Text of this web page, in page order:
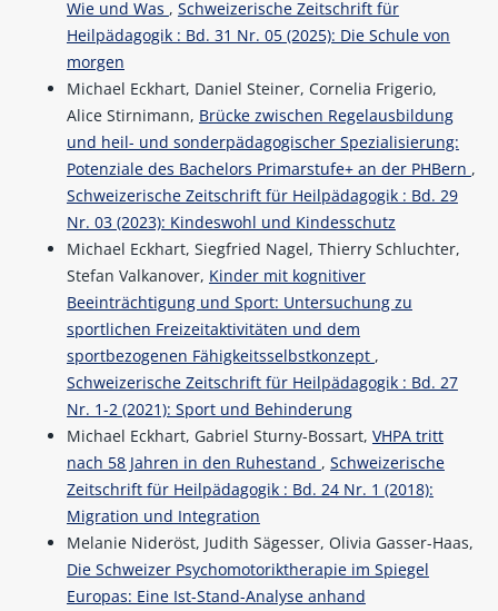
Wie und Was , Schweizerische Zeitschrift für
Heilpädagogik : Bd. 31 Nr. 05 (2025): Die Schule von
morgen
Michael Eckhart, Daniel Steiner, Cornelia Frigerio,
Alice Stirnimann, Brücke zwischen Regelausbildung
und heil- und sonderpädagogischer Spezialisierung:
Potenziale des Bachelors Primarstufe+ an der PHBern ,
Schweizerische Zeitschrift für Heilpädagogik : Bd. 29
Nr. 03 (2023): Kindeswohl und Kindesschutz
Michael Eckhart, Siegfried Nagel, Thierry Schluchter,
Stefan Valkanover, Kinder mit kognitiver
Beeinträchtigung und Sport: Untersuchung zu
sportlichen Freizeitaktivitäten und dem
sportbezogenen Fähigkeitsselbstkonzept ,
Schweizerische Zeitschrift für Heilpädagogik : Bd. 27
Nr. 1-2 (2021): Sport und Behinderung
Michael Eckhart, Gabriel Sturny-Bossart, VHPA tritt
nach 58 Jahren in den Ruhestand , Schweizerische
Zeitschrift für Heilpädagogik : Bd. 24 Nr. 1 (2018):
Migration und Integration
Melanie Nideröst, Judith Sägesser, Olivia Gasser-Haas,
Die Schweizer Psychomotoriktherapie im Spiegel
Europas: Eine Ist-Stand-Analyse anhand